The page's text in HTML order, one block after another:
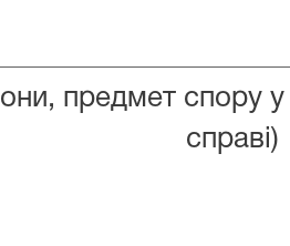
предмет спору у
справі)